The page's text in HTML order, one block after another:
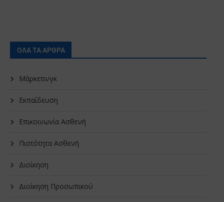
ΟΛΑ ΤΑ ΑΡΘΡΑ
Μάρκετινγκ
Εκπαίδευση
Επικοινωνία Ασθενή
Πιστότητα Ασθενή
Διοίκηση
Διοίκηση Προσωπικού